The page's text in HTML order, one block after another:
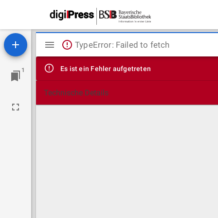
1
Mirador
Viewer
TypeError: Failed to fetch
Es ist ein Fehler aufgetreten
Technische Details